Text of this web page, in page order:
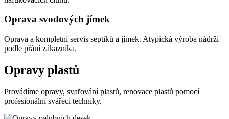
Oprava svodových jímek
Oprava a kompletní servis septiků a jímek. Atypická výroba nádrží
podle přání zákazníka.
Opravy plastů
Provádíme opravy, svařování plastů, renovace plastů pomocí
profesionální svářecí techniky.